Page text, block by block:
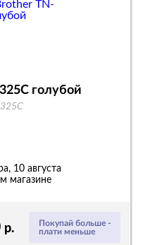
Покупай больше -
плати меньше
р.
голубой
10 августа
магазине